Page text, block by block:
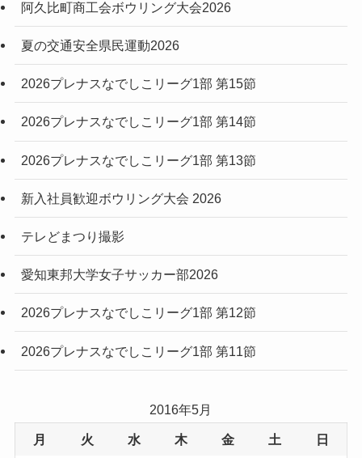
阿久比町商工会ボウリング大会2026
夏の交通安全県民運動2026
2026プレナスなでしこリーグ1部 第15節
2026プレナスなでしこリーグ1部 第14節
2026プレナスなでしこリーグ1部 第13節
新入社員歓迎ボウリング大会 2026
テレどまつり撮影
愛知東邦大学女子サッカー部2026
2026プレナスなでしこリーグ1部 第12節
2026プレナスなでしこリーグ1部 第11節
2016年5月
月 火 水 木 金 土 日